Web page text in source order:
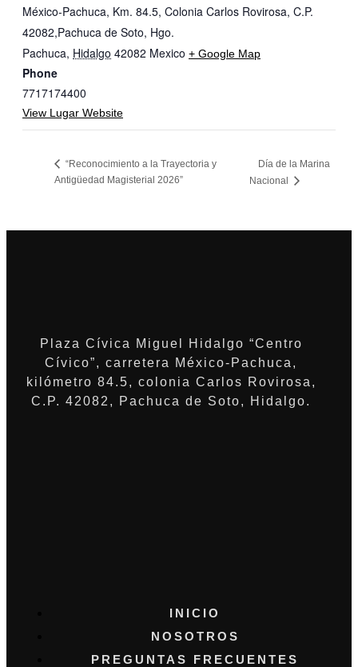
México-Pachuca, Km. 84.5, Colonia Carlos Rovirosa, C.P.
42082,Pachuca de Soto, Hgo.
Pachuca, Hidalgo 42082 Mexico + Google Map
Phone
7717174400
View Lugar Website
“Reconocimiento a la Trayectoria y
Antigüedad Magisterial 2026”
Día de la Marina
Nacional
Plaza Cívica Miguel Hidalgo “Centro
Cívico”, carretera México-Pachuca,
kilómetro 84.5, colonia Carlos Rovirosa,
C.P. 42082, Pachuca de Soto, Hidalgo.
INICIO
NOSOTROS
PREGUNTAS FRECUENTES